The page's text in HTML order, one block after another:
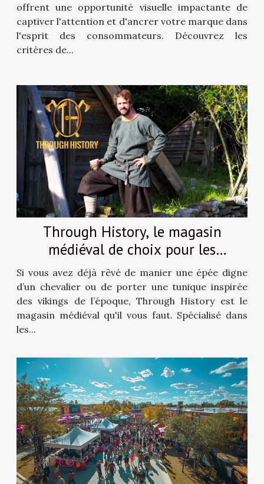
offrent une opportunité visuelle impactante de
captiver l'attention et d'ancrer votre marque dans
l'esprit des consommateurs. Découvrez les
critères de...
Through History, le magasin
médiéval de choix pour les
reconstitutions !
Si vous avez déjà rêvé de manier une épée digne
d’un chevalier ou de porter une tunique inspirée
des vikings de l’époque, Through History est le
magasin médiéval qu'il vous faut. Spécialisé dans
les...